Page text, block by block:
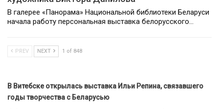
В галерее «Панорама» Национальной библиотеки Беларуси
начала работу персональная выставка белорусского…
PREV NEXT 1 of 848
В Витебске открылась выставка Ильи Репина, связавшего
годы творчества с Беларусью